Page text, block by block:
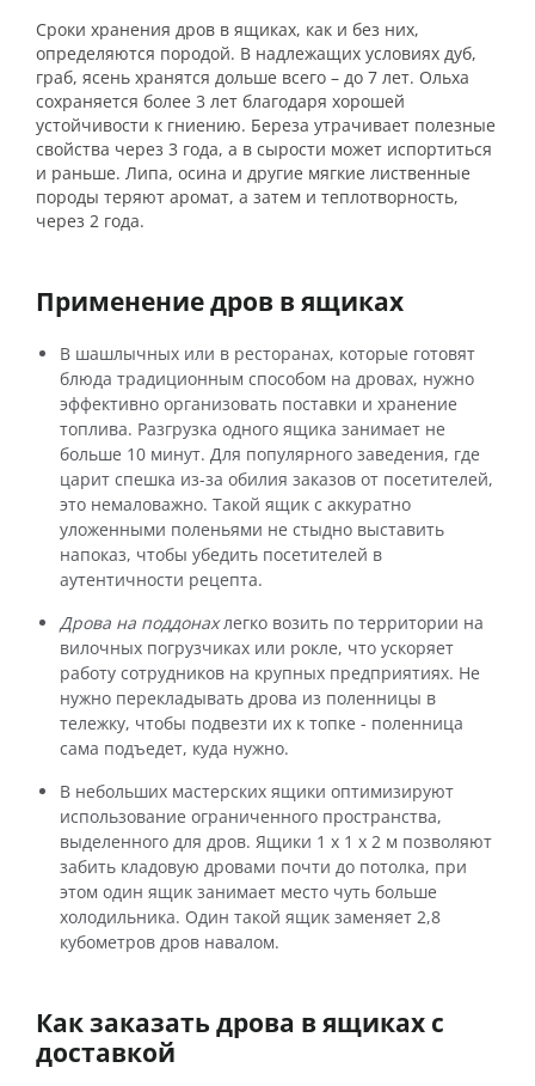
Сроки хранения дров в ящиках, как и без них,
определяются породой. В надлежащих условиях дуб,
граб, ясень хранятся дольше всего – до 7 лет. Ольха
сохраняется более 3 лет благодаря хорошей
устойчивости к гниению. Береза утрачивает полезные
свойства через 3 года, а в сырости может испортиться
и раньше. Липа, осина и другие мягкие лиственные
породы теряют аромат, а затем и теплотворность,
через 2 года.
Применение дров в ящиках
В шашлычных или в ресторанах, которые готовят
блюда традиционным способом на дровах, нужно
эффективно организовать поставки и хранение
топлива. Разгрузка одного ящика занимает не
больше 10 минут. Для популярного заведения, где
царит спешка из-за обилия заказов от посетителей,
это немаловажно. Такой ящик с аккуратно
уложенными поленьями не стыдно выставить
напоказ, чтобы убедить посетителей в
аутентичности рецепта.
Дрова на поддонахлегко возить по территории на
вилочных погрузчиках или рокле, что ускоряет
работу сотрудников на крупных предприятиях. Не
нужно перекладывать дрова из поленницы в
тележку, чтобы подвезти их к топке - поленница
сама подъедет, куда нужно.
В небольших мастерских ящики оптимизируют
использование ограниченного пространства,
выделенного для дров. Ящики 1 х 1 х 2 м позволяют
забить кладовую дровами почти до потолка, при
этом один ящик занимает место чуть больше
холодильника. Один такой ящик заменяет 2,8
кубометров дров навалом.
Как заказать дрова в ящиках с
доставкой